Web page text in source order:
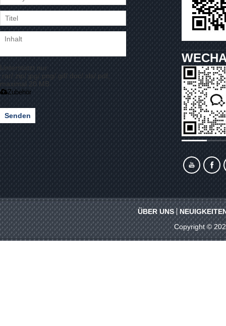
Unterstützt nur
.rar/.zip/.jpg/.png/.gif/.doc/.xls/.pdf,
maximal 20 MB
Zubehör
Senden
ÜBER UNS
Copyright ©